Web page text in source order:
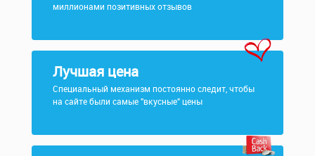
миллионами позитивных отзывов
Лучшая цена
Специальный механизм постоянно следит, чтобы
на сайте были самые "вкусные" цены